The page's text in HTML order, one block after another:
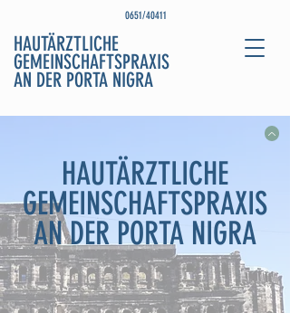
0651/40411
HAUTÄRZTLICHE
GEMEINSCHAFTSPRAXIS
AN DER PORTA NIGRA
HAUTÄRZTLICHE
GEMEINSCHAFTSPRAXIS
AN DER PORTA NIGRA